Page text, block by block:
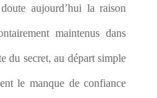
aujourd’hui la raison
maintenus dans
du secret, au départ simple
le manque de confiance